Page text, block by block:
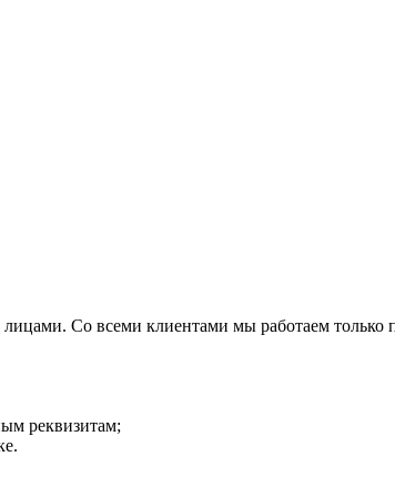
Со всеми клиентами мы работаем только
реквизитам;